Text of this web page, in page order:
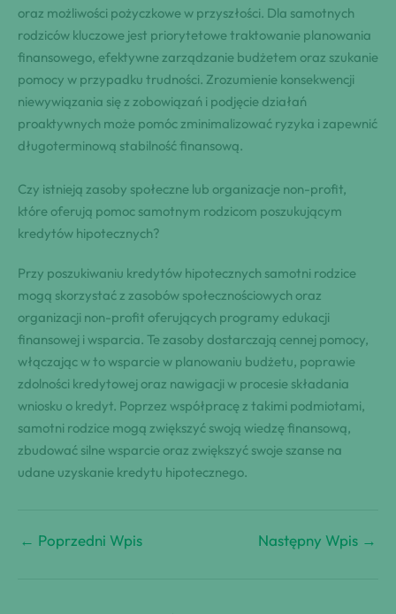
oraz możliwości pożyczkowe w przyszłości. Dla samotnych
rodziców kluczowe jest priorytetowe traktowanie planowania
finansowego, efektywne zarządzanie budżetem oraz szukanie
pomocy w przypadku trudności. Zrozumienie konsekwencji
niewywiązania się z zobowiązań i podjęcie działań
proaktywnych może pomóc zminimalizować ryzyka i zapewnić
długoterminową stabilność finansową.
Czy istnieją zasoby społeczne lub organizacje non-profit,
które oferują pomoc samotnym rodzicom poszukującym
kredytów hipotecznych?
Przy poszukiwaniu kredytów hipotecznych samotni rodzice
mogą skorzystać z zasobów społecznościowych oraz
organizacji non-profit oferujących programy edukacji
finansowej i wsparcia. Te zasoby dostarczają cennej pomocy,
włączając w to wsparcie w planowaniu budżetu, poprawie
zdolności kredytowej oraz nawigacji w procesie składania
wniosku o kredyt. Poprzez współpracę z takimi podmiotami,
samotni rodzice mogą zwiększyć swoją wiedzę finansową,
zbudować silne wsparcie oraz zwiększyć swoje szanse na
udane uzyskanie kredytu hipotecznego.
← Poprzedni Wpis Następny Wpis →